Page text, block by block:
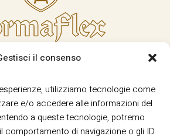
il consenso
utilizziamo tecnologie come
e/o accedere alle informazioni del
a queste tecnologie, potremo
comportamento di navigazione o gli ID